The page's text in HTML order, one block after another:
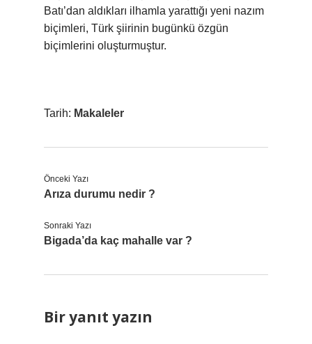
Batı’dan aldıkları ilhamla yarattığı yeni nazım
biçimleri, Türk şiirinin bugünkü özgün
biçimlerini oluşturmuştur.
Tarih: Makaleler
Önceki Yazı
Arıza durumu nedir ?
Sonraki Yazı
Bigada’da kaç mahalle var ?
Bir yanıt yazın